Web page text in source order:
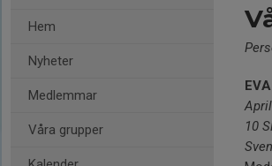
Hem
Nyheter
Medlemmar
Våra grupper
10